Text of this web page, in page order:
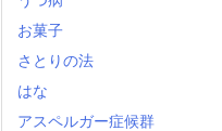
お菓子
さとりの法
はな
アスペルガー症候群